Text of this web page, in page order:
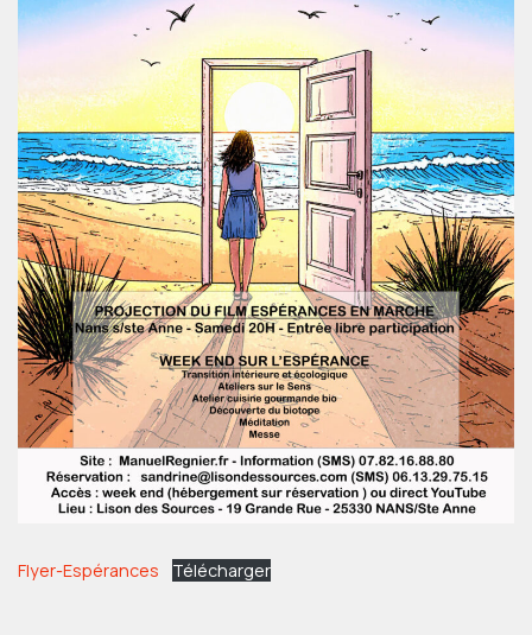
Flyer-Espérances Télécharger